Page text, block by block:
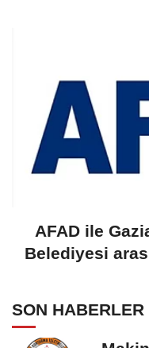
AFAD ile
Belediyesi
SON HABERLER